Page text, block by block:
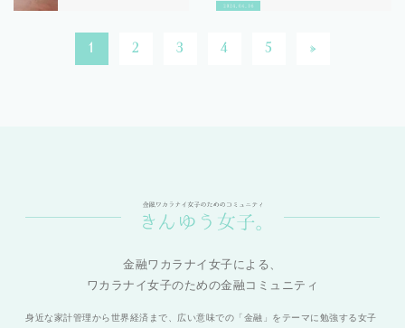
の声をお届けし
1 2 3 4 5 »
金融ワカラナイ女子による、
ワカラナイ女子のための金融コミュニティ
身近な家計管理から世界経済まで、広い意味での「金融」をテーマに勉強する女子